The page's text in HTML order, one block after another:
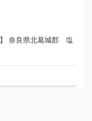
】 奈良県北葛城郡 塩